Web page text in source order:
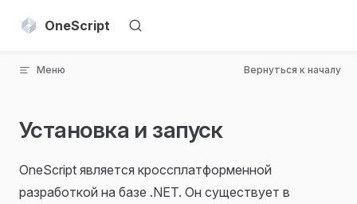
Skip to content
OneScript
Меню Вернуться к началу
Установка и запуск
OneScript является кроссплатформенной
разработкой на базе .NET. Он существует в